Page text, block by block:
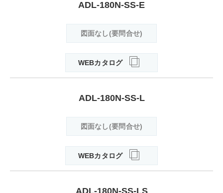
ADL-180N-SS-E
図面なし(要問合せ)
WEBカタログ
ADL-180N-SS-L
図面なし(要問合せ)
WEBカタログ
ADL-180N-SS-LS